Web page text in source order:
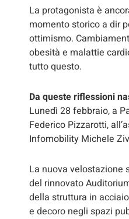
La protagonista è
momento storico a dir
ottimismo.
obesità e malattie
tutto questo.
Da queste riflessioni
Lunedì 28 febbraio, a
Federico Pizzarotti,
Infomobility Michele
La nuova velostazione
del rinnovato
della struttura in
e decoro negli spazi